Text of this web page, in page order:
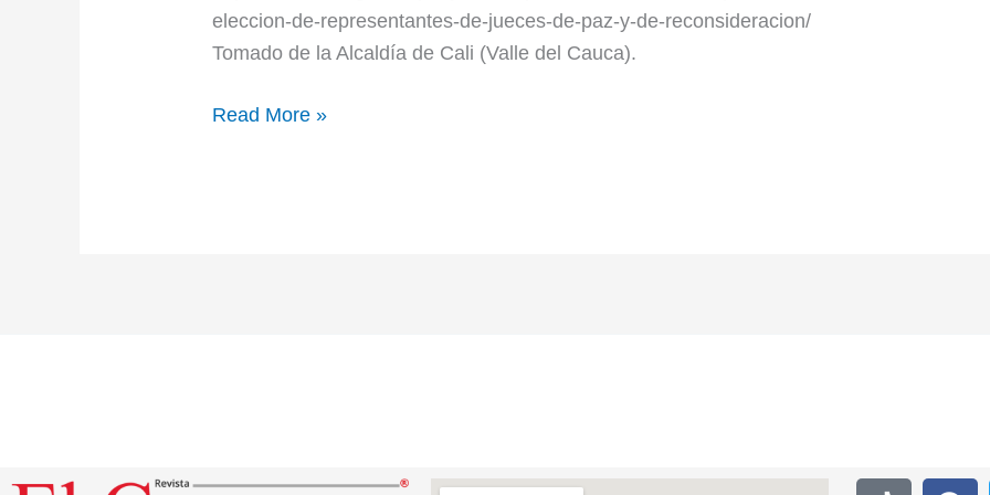
eleccion-de-representantes-de-jueces-de-paz-y-de-reconsideracion/
Tomado de la Alcaldía de Cali (Valle del Cauca).
Read More »